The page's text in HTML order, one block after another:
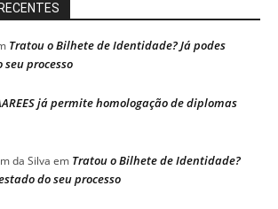
Tratou o Bilhete de Identidade? Já podes
seu processo
já permite homologação de diplomas
da Silva em Tratou o Bilhete de Identidade?
do seu processo